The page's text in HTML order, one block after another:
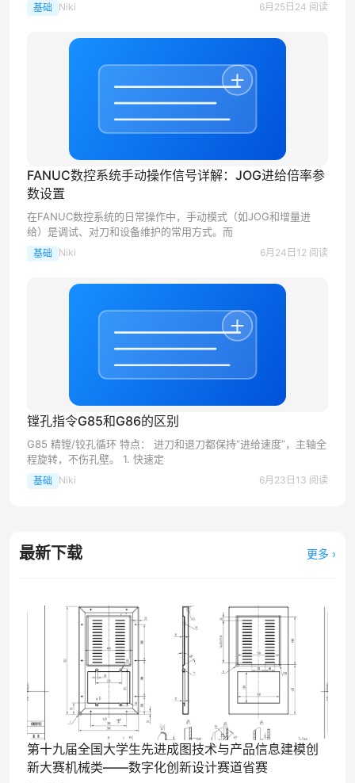
基础 Niki 6月25日 24 阅读
FANUC数控系统手动操作信号详解：JOG进给倍率参
数设置
在FANUC数控系统的日常操作中，手动模式（如JOG和增量进
给）是调试、对刀和设备维护的常用方式。而
基础 Niki 6月24日 12 阅读
镗孔指令G85和G86的区别
G85 精镗/铰孔循环 特点： 进刀和退刀都保持“进给速度”，主轴全
程旋转，不伤孔壁。 1. 快速定
基础 Niki 6月23日 13 阅读
最新下载 更多 ›
第十九届全国大学生先进成图技术与产品信息建模创
新大赛机械类——数字化创新设计赛道省赛